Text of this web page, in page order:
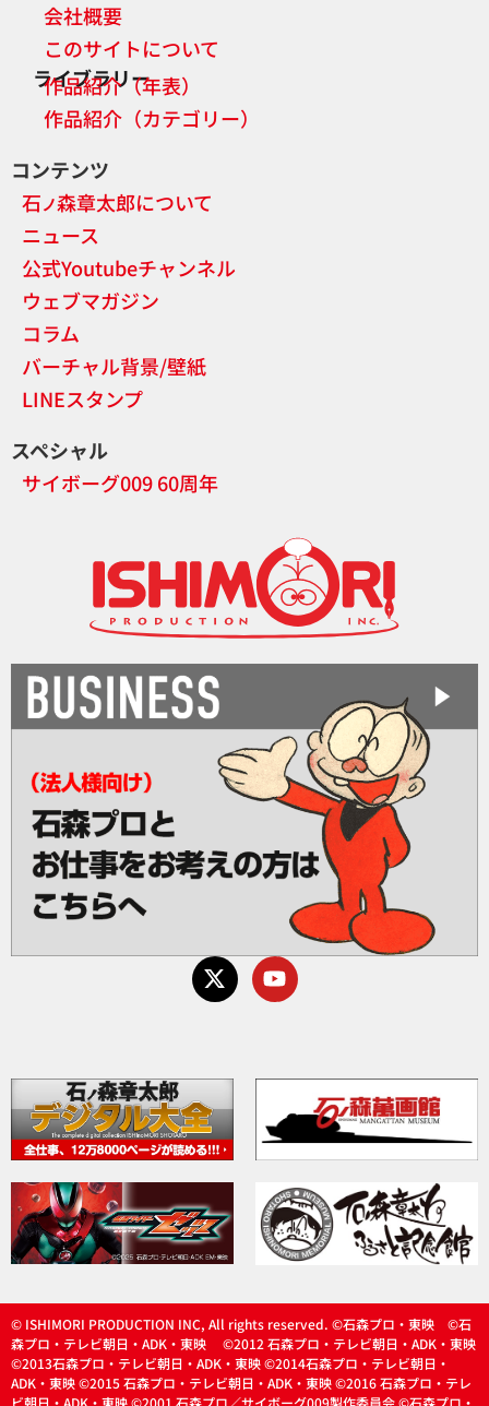
会社概要
このサイトについて
ライブラリー
作品紹介（年表）
作品紹介（カテゴリー）
コンテンツ
石ノ森章太郎について
ニュース
公式Youtubeチャンネル
ウェブマガジン
コラム
バーチャル背景/壁紙
LINEスタンプ
スペシャル
サイボーグ009 60周年
© ISHIMORI PRODUCTION INC, All rights reserved. ©石森プロ・東映 ©石
森プロ・テレビ朝日・ADK・東映 ©2012 石森プロ・テレビ朝日・ADK・東映
©2013石森プロ・テレビ朝日・ADK・東映 ©2014石森プロ・テレビ朝日・
ADK・東映 ©2015 石森プロ・テレビ朝日・ADK・東映 ©2016 石森プロ・テレ
ビ朝日・ADK・東映 ©2001 石森プロ／サイボーグ009製作委員会 ©石森プロ・